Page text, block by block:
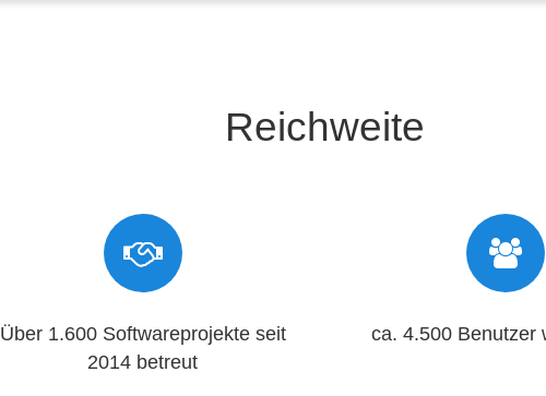
Reichweite
Über 1.600 Softwareprojekte seit
2014 betreut
ca. 4.500 Benutzer